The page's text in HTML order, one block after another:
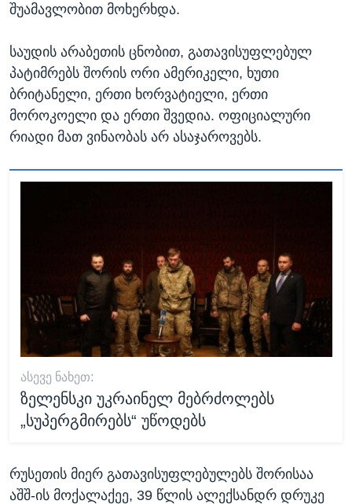
შუამავლობით მოხერხდა.
საუდის არაბეთის ცნობით, გათავისუფლებულ
პატიმრებს შორის ორი ამერიკელი, ხუთი
ბრიტანელი, ერთი ხორვატიელი, ერთი
მოროკოელი და ერთი შვედია. ოფიციალური
რიადი მათ ვინაობას არ ასაჯაროვებს.
ᲐᲡᲔᲕᲔ ᲜᲐᲮᲔᲗ:
ზელენსკი უკრაინელ მებრძოლებს
„სუპერგმირებს“ უწოდებს
რუსეთის მიერ გათავისუფლებულებს შორისაა
აშშ-ის მოქალაქეე, 39 წლის ალექსანდრ დრუკე